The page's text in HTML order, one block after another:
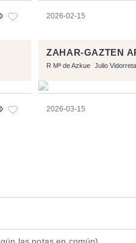
2026-02-15
ZAHAR-GAZTEN
R Mª de Azkue Julio
2026-03-15